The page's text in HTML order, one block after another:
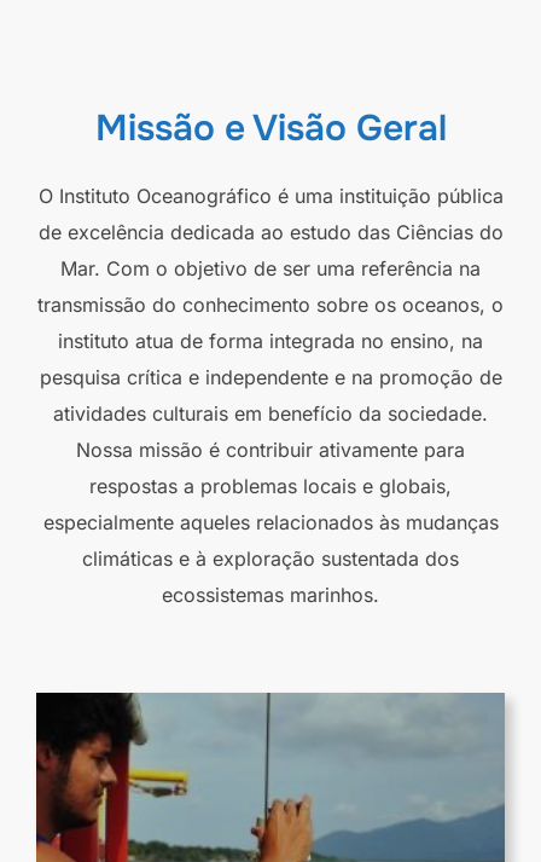
Missão e Visão Geral
O Instituto Oceanográfico é uma instituição pública
de excelência dedicada ao estudo das Ciências do
Mar. Com o objetivo de ser uma referência na
transmissão do conhecimento sobre os oceanos, o
instituto atua de forma integrada no ensino, na
pesquisa crítica e independente e na promoção de
atividades culturais em benefício da sociedade.
Nossa missão é contribuir ativamente para
respostas a problemas locais e globais,
especialmente aqueles relacionados às mudanças
climáticas e à exploração sustentada dos
ecossistemas marinhos.